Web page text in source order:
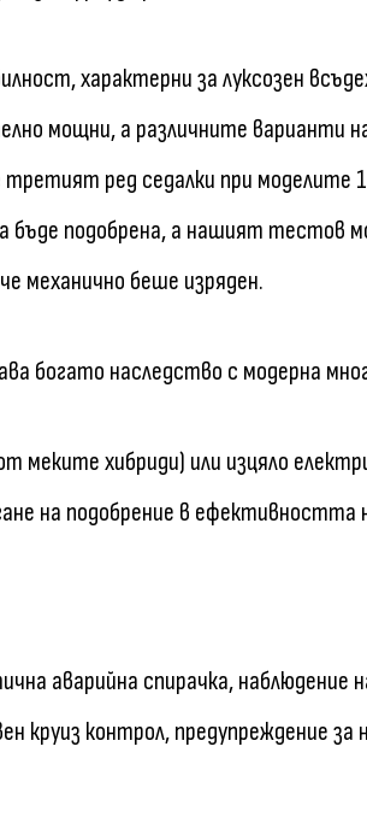
характерни за луксозен
мощни, а различните варианти
ред седалки при моделите
бъде подобрена, а нашият тестов
механично беше изряден.
богато наследство с модерна
меките хибриди) или изцяло
на подобрение в ефективността
аварийна спирачка, наблюдение
круиз контрол, предупреждение за